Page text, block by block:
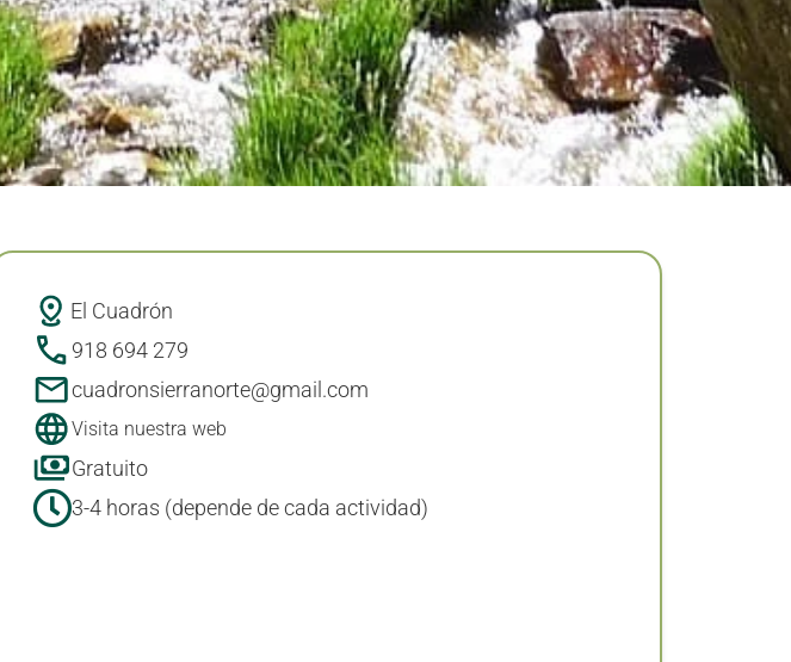
El Cuadrón
918 694 279
cuadronsierranorte@gmail.com
Visita nuestra web
Gratuito
3-4 horas (depende de cada actividad)